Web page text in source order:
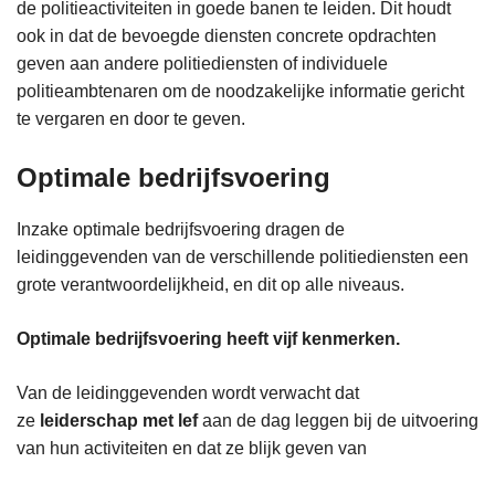
de politieactiviteiten in goede banen te leiden. Dit houdt
ook in dat de bevoegde diensten concrete opdrachten
geven aan andere politiediensten of individuele
politieambtenaren om de noodzakelijke informatie gericht
te vergaren en door te geven.
Optimale bedrijfsvoering
Inzake optimale bedrijfsvoering dragen de
leidinggevenden van de verschillende politiediensten een
grote verantwoordelijkheid, en dit op alle niveaus.
Optimale bedrijfsvoering heeft vijf kenmerken.
Van de leidinggevenden wordt verwacht dat
ze leiderschap met lefaan de dag leggen bij de uitvoering
van hun activiteiten en dat ze blijk geven van